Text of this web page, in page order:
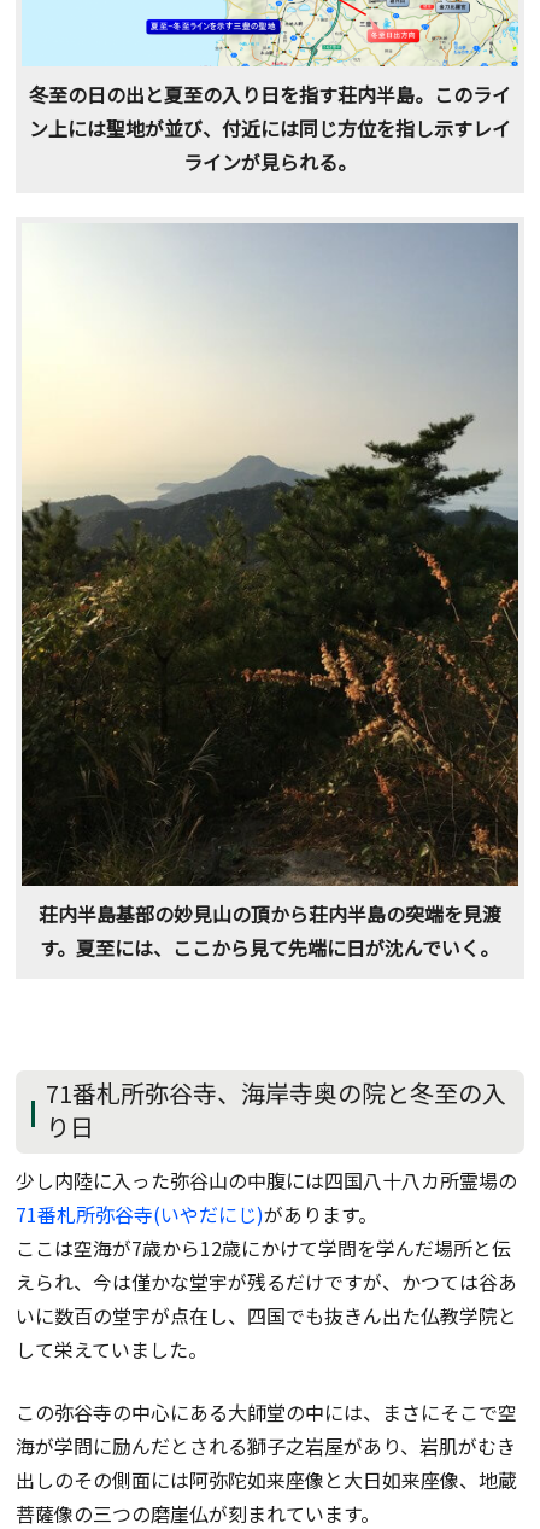
冬至の日の出と夏至の入り日を指す荘内半島。このライ
ン上には聖地が並び、付近には同じ方位を指し示すレイ
ラインが見られる。
荘内半島基部の妙見山の頂から荘内半島の突端を見渡
す。夏至には、ここから見て先端に日が沈んでいく。
71番札所弥谷寺、海岸寺奥の院と冬至の入
り日
少し内陸に入った弥谷山の中腹には四国八十八カ所霊場の
71番札所弥谷寺(いやだにじ)があります。
ここは空海が7歳から12歳にかけて学問を学んだ場所と伝
えられ、今は僅かな堂宇が残るだけですが、かつては谷あ
いに数百の堂宇が点在し、四国でも抜きん出た仏教学院と
して栄えていました。
この弥谷寺の中心にある大師堂の中には、まさにそこで空
海が学問に励んだとされる獅子之岩屋があり、岩肌がむき
出しのその側面には阿弥陀如来座像と大日如来座像、地蔵
菩薩像の三つの磨崖仏が刻まれています。